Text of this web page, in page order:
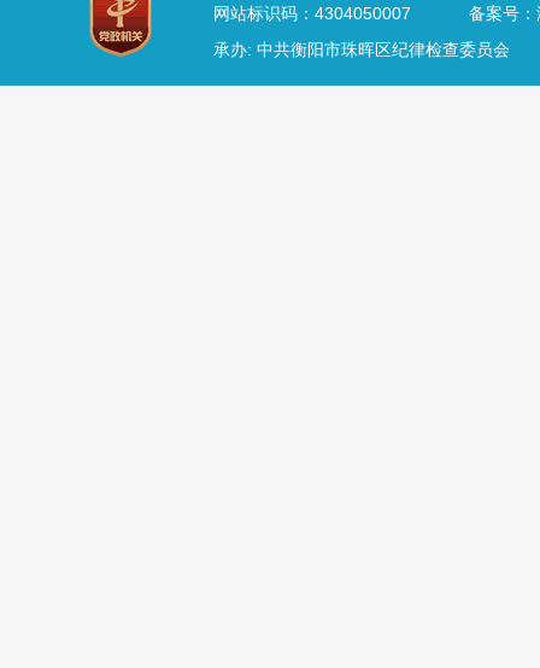
网站标识码：4304050007
备案号
承办: 中共衡阳市珠晖区纪律检查委员会